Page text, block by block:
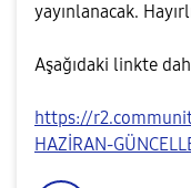
yayınlanacak.
Aşağıdaki linkte
https://
HAZİRAN-